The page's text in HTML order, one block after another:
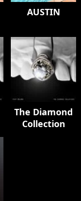
AUSTIN
The Diamond
Collection